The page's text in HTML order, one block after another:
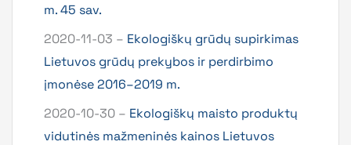
m. 45 sav.
2020-11-03 – Ekologiškų grūdų supirkimas
Lietuvos grūdų prekybos ir perdirbimo
įmonėse 2016–2019 m.
2020-10-30 – Ekologiškų maisto produktų
vidutinės mažmeninės kainos Lietuvos